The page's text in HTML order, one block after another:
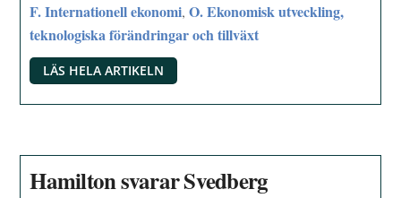
F. Internationell ekonomi,O. Ekonomisk utveckling,
teknologiska förändringar och tillväxt
LÄS HELA ARTIKELN
Hamilton svarar Svedberg